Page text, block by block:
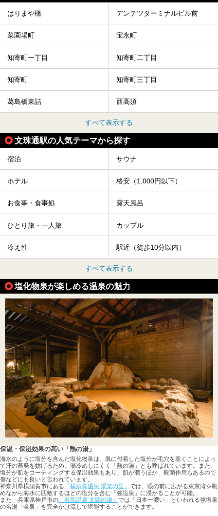
はりまや橋 デンテツターミナルビル前
菜園場町 宝永町
知寄町一丁目 知寄町二丁目
知寄町 知寄町三丁目
葛島橋東詰 西高須
すべて表示する
文珠通駅の人気テーマから探す
宿泊 サウナ
ホテル 格安（1,000円以下）
お食事・食事処 露天風呂
ひとり旅・一人旅 カップル
冷え性 駅近（徒歩10分以内）
すべて表示する
塩化物泉が楽しめる温泉の魅力
保温・保湿効果の高い「熱の湯」
海水のように塩分を含んだ塩化物泉は、肌に付着した塩分が毛穴を塞ぐことによっ
て汗の蒸発を妨げるため、湯冷めしにくく「熱の湯」とも呼ばれています。また、
塩分が肌をコーティングする保湿効果もあり、肌が潤うほか、殺菌作用もあるので
傷などにも良いと言われています。
神奈川県横須賀市にある 「横須賀温泉 湯楽の里」 では、眼の前に広がる東京湾を眺
めながら海水に匹敵するほどの塩分を含む「強塩泉」に浸かることが可能。
また、兵庫県神戸市の 「有馬温泉 太閤の湯」 では「日本一濃い」といわれる強塩泉
の名湯「金泉」を完全かけ流しで堪能することができます。